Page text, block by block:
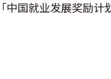
国就业发展奖励计